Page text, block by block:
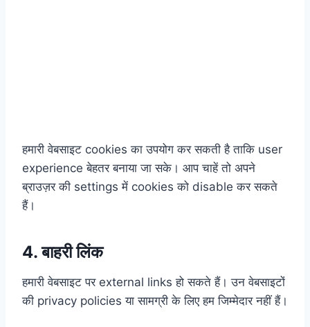
हमारी वेबसाइट cookies का उपयोग कर सकती है ताकि user
experience बेहतर बनाया जा सके। आप चाहें तो अपने
ब्राउज़र की settings में cookies को disable कर सकते
हैं।
4. बाहरी लिंक
हमारी वेबसाइट पर external links हो सकते हैं। उन वेबसाइटों
की privacy policies या सामग्री के लिए हम जिम्मेदार नहीं हैं।